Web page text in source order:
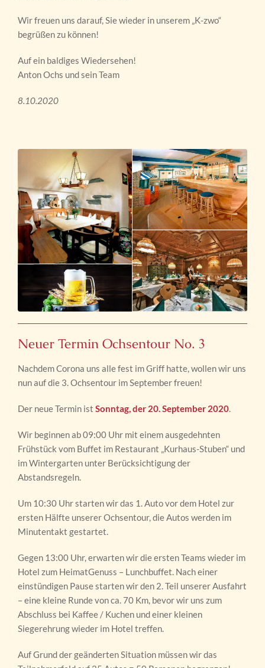
Wir freuen uns darauf, Sie wieder in unserem „K-zwo“
begrüßen zu können!
Auf ein baldiges Wiedersehen!
Anton Ochs und sein Team
8.10.2020
Neuer Termin Ochsentour No. 3
Nachdem Corona uns alle fest im Griff hatte, wollen wir uns
nun auf die 3. Ochsentour im September freuen!
Der neue Termin ist Sonntag, der 20. September 2020.
Wir beginnen ab 09:00 Uhr mit einem ausgedehnten
Frühstück vom Buffet im Restaurant „Kurhaus-Stuben“ und
im Wintergarten unter Berücksichtigung der
Abstandsregeln.
Um 10:30 Uhr starten wir das 1. Auto vor dem Hotel zur
ersten Hälfte unserer Ochsentour, die Autos werden im
Minutentakt gestartet.
Gegen 13:00 Uhr, erwarten wir die ersten Teams wieder im
Hotel zum HeimatGenuss – Lunchbuffet. Nach einer
einstündigen Pause starten wir den 2. Teil unserer Ausfahrt
– eine kleine Runde von ca. 70 Km, bevor wir uns zum
Abschluss bei Kaffee / Kuchen und einer kleinen
Siegerehrung wieder im Hotel treffen.
Auf Grund der geänderten Situation müssen wir das